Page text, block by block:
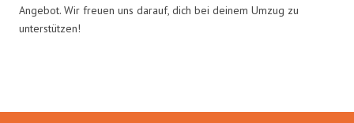
Angebot. Wir freuen uns darauf, dich bei deinem Umzug zu
unterstützen!